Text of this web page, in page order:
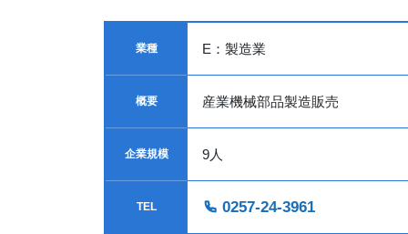
業種 E：製造業
概要 産業機械部品製造販売
企業規模 9人
TEL 0257-24-3961